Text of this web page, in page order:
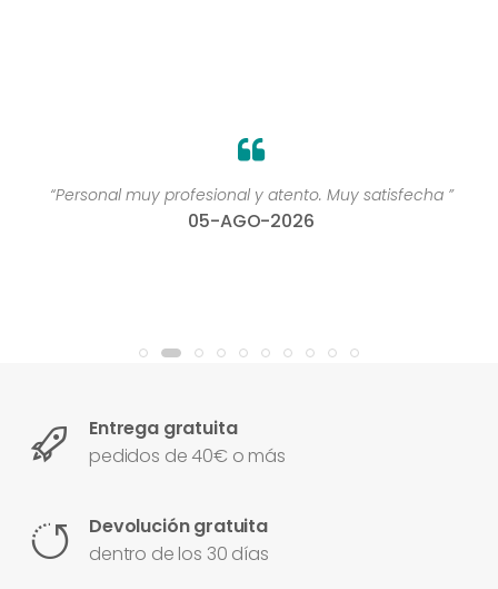
“Personal muy profesional y atento. Muy satisfecha ”
05-AGO-2026
Entrega gratuita
pedidos de 40€ o más
Devolución gratuita
dentro de los 30 días